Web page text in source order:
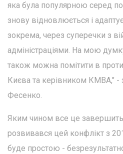
яка була популярною серед
знову відновлюється і
зокрема, через суперечки з
адміністраціями. На мою
також можна помітити в
Києва та керівником КМВА,"
Фесенко.
Яким чином все це
розвивався цей конфлікт з
буде простою -